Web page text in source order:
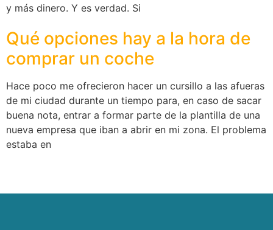
y más dinero. Y es verdad. Si
Qué opciones hay a la hora de
comprar un coche
Hace poco me ofrecieron hacer un cursillo a las afueras
de mi ciudad durante un tiempo para, en caso de sacar
buena nota, entrar a formar parte de la plantilla de una
nueva empresa que iban a abrir en mi zona. El problema
estaba en